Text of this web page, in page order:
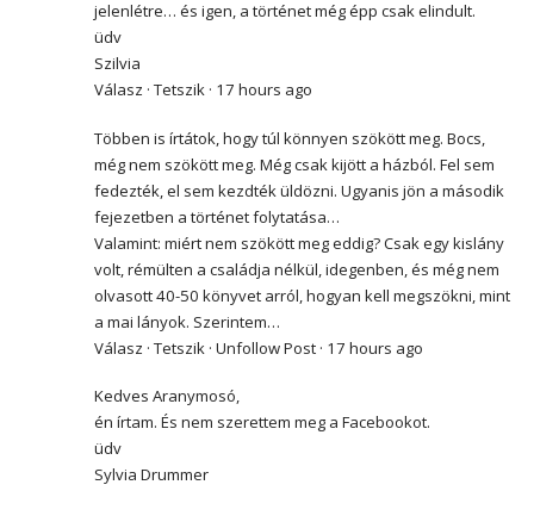
jelenlétre… és igen, a történet még épp csak elindult.
üdv
Szilvia
Válasz · Tetszik · 17 hours ago
Többen is írtátok, hogy túl könnyen szökött meg. Bocs,
még nem szökött meg. Még csak kijött a házból. Fel sem
fedezték, el sem kezdték üldözni. Ugyanis jön a második
fejezetben a történet folytatása…
Valamint: miért nem szökött meg eddig? Csak egy kislány
volt, rémülten a családja nélkül, idegenben, és még nem
olvasott 40-50 könyvet arról, hogyan kell megszökni, mint
a mai lányok. Szerintem…
Válasz · Tetszik · Unfollow Post · 17 hours ago
Kedves Aranymosó,
én írtam. És nem szerettem meg a Facebookot.
üdv
Sylvia Drummer